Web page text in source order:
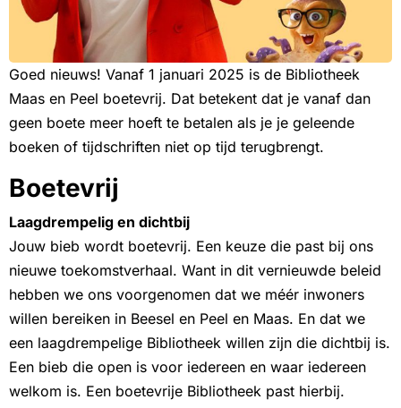
Goed nieuws! Vanaf 1 januari 2025 is de Bibliotheek
Maas en Peel boetevrij. Dat betekent dat je vanaf dan
geen boete meer hoeft te betalen als je je geleende
boeken of tijdschriften niet op tijd terugbrengt.
Boetevrij
Laagdrempelig en dichtbij
Jouw bieb wordt boetevrij. Een keuze die past bij ons
nieuwe toekomstverhaal. Want in dit vernieuwde beleid
hebben we ons voorgenomen dat we méér inwoners
willen bereiken in Beesel en Peel en Maas. En dat we
een laagdrempelige Bibliotheek willen zijn die dichtbij is.
Een bieb die open is voor iedereen en waar iedereen
welkom is. Een boetevrije Bibliotheek past hierbij.